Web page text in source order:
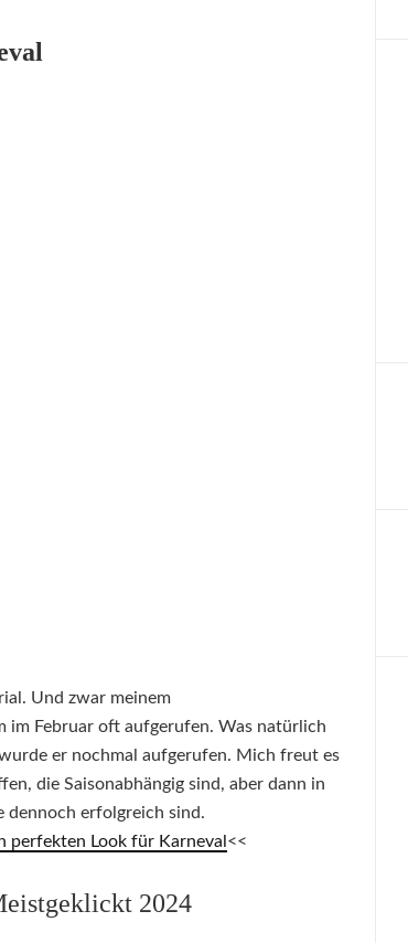
Und zwar meinem
im Februar oft aufgerufen. Was natürlich
er nochmal aufgerufen. Mich freut es
die Saisonabhängig sind, aber dann in
dennoch erfolgreich sind.
perfekten Look für Karneval <<
2024